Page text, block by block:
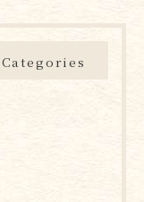
Categories